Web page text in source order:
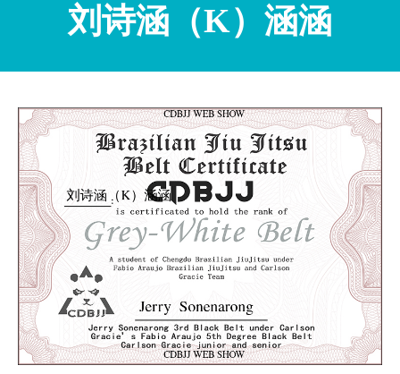
刘诗涵（K）涵涵